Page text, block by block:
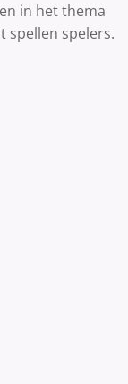
in het thema
spellen spelers.